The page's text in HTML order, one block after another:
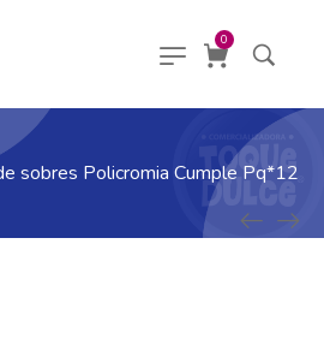
0
sobres Policromia Cumple Pq*12